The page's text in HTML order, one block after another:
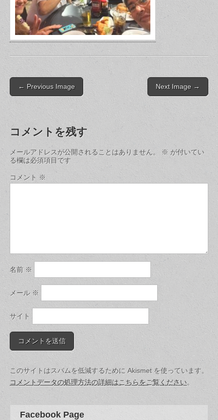
Post
navigation
← Previous Image Next Image →
コメントを残す
メールアドレスが公開されることはありません。 ※ が付いてい
る欄は必須項目です
コメント ※
名前 ※
メール ※
サイト
このサイトはスパムを低減するために Akismet を使っています。
コメントデータの処理方法の詳細はこちらをご覧ください。
Facebook Page